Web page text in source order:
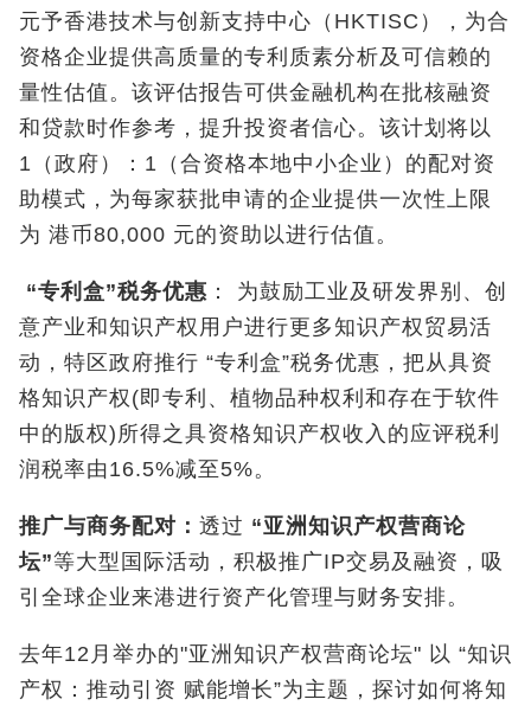
元予香港技术与创新支持中心（HKTISC），为合
资格企业提供高质量的专利质素分析及可信赖的
量性估值。该评估报告可供金融机构在批核融资
和贷款时作参考，提升投资者信心。该计划将以
1（政府）：1（合资格本地中小企业）的配对资
助模式，为每家获批申请的企业提供一次性上限
为 港币80,000 元的资助以进行估值。
“专利盒”税务优惠 ： 为鼓励工业及研发界别、创
意产业和知识产权用户进行更多知识产权贸易活
动，特区政府推行 “专利盒”税务优惠，把从具资
格知识产权(即专利、植物品种权利和存在于软件
中的版权)所得之具资格知识产权收入的应评税利
润税率由16.5%减至5%。
推广与商务配对： 透过 “亚洲知识产权营商论
坛”等大型国际活动，积极推广IP交易及融资，吸
引全球企业来港进行资产化管理与财务安排。
去年12月举办的"亚洲知识产权营商论坛" 以 “知识
产权：推动引资 赋能增长”为主题，探讨如何将知